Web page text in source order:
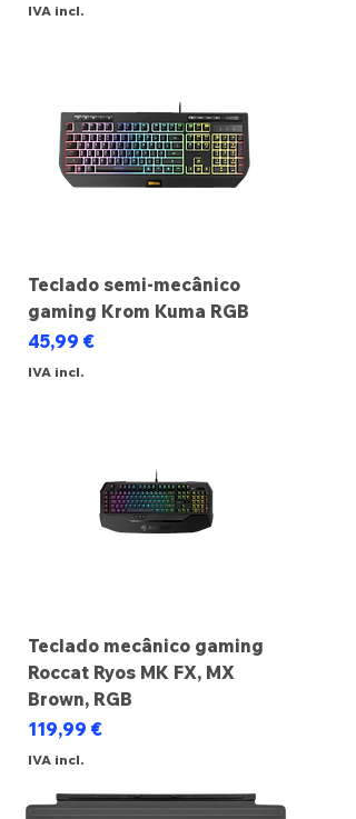
IVA incl.
Teclado semi-mecânico
gaming Krom Kuma RGB
Preço
45,99 €
IVA incl.
Teclado mecânico gaming
Roccat Ryos MK FX, MX
Brown, RGB
Preço
119,99 €
IVA incl.